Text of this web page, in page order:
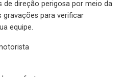
direção perigosa por meio da
gravações para verificar
equipe.